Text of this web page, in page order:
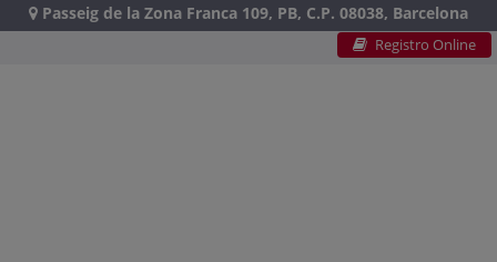
Passeig de la Zona Franca 109, PB, C.P. 08038, Barcelona
Registro Online